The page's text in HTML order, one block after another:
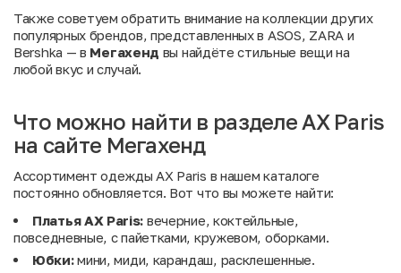
Также советуем обратить внимание на коллекции других
популярных брендов, представленных в ASOS, ZARAи
Bershka — в Мегахенд вы найдёте стильные вещи на
любой вкус и случай.
Что можно найти в разделе AX Paris
на сайте Мегахенд
Ассортимент одежды AX Paris в нашем каталоге
постоянно обновляется. Вот что вы можете найти:
Платья AX Paris: вечерние, коктейльные,
повседневные, с пайетками, кружевом, оборками.
Юбки:мини, миди, карандаш, расклешенные.